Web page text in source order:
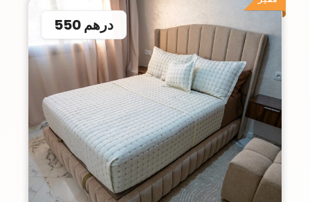
550 درهم